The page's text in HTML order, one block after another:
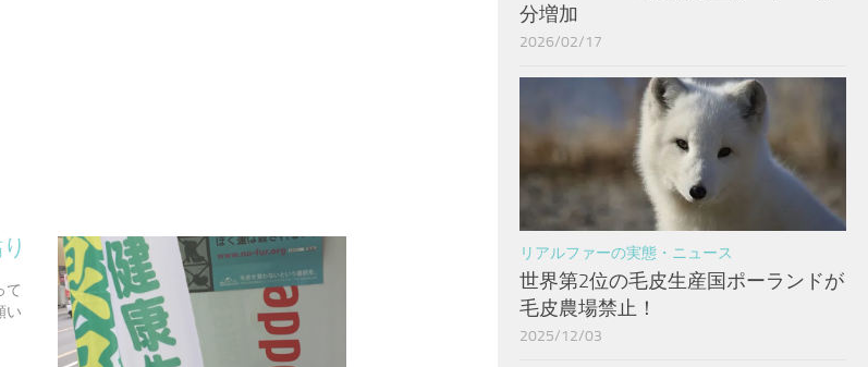
て
い
分増加
2026/02/17
リアルファーの実態・ニュース
世界第2位の毛皮生産国ポーランドが
毛皮農場禁止！
2025/12/03